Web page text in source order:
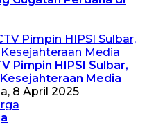
Pimpin HIPSI Sulbar,
Media
8 April 2025